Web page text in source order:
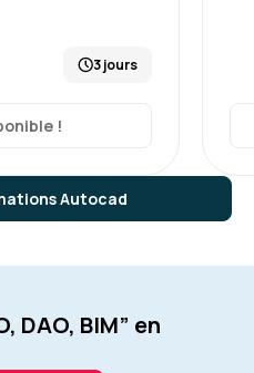
Autocad
3 jours
!
DAO, BIM” en